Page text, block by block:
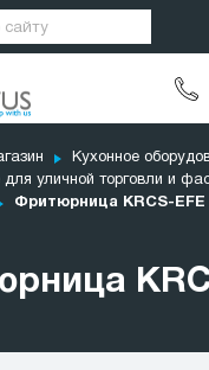
Кухонное
для уличной торговли и
Фритюрница KRCS-EFE